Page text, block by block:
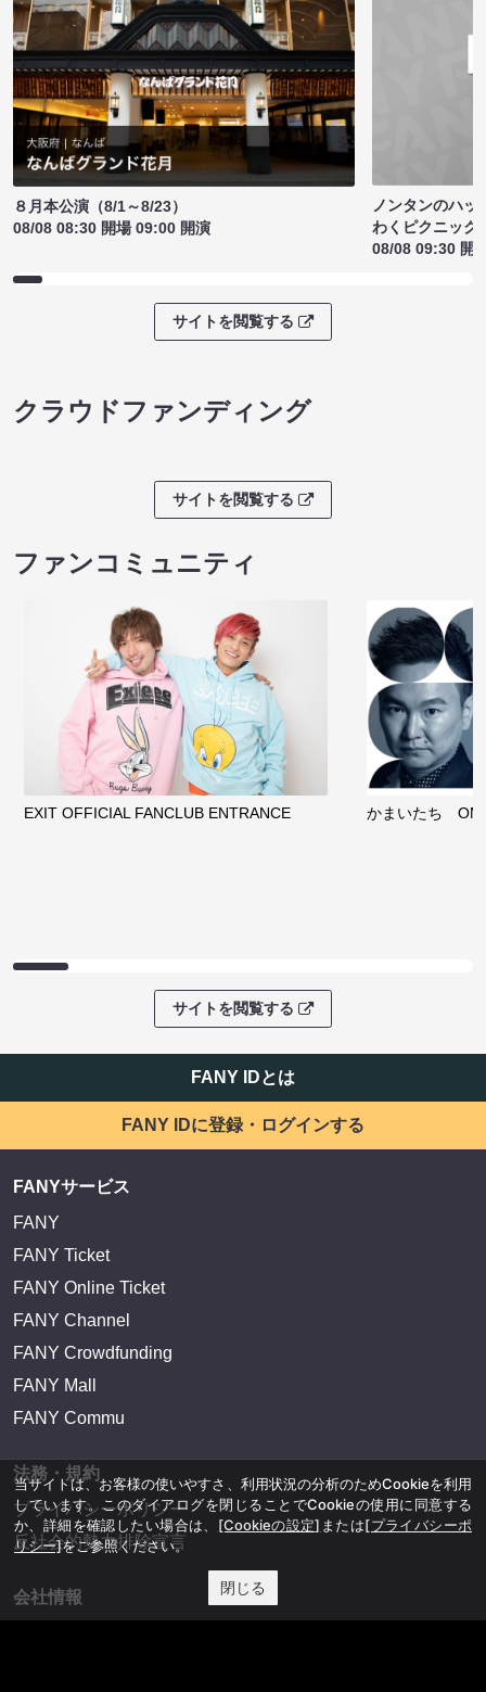
８月本公演（8/1～8/23）
08/08 08:30 開場 09:00 開演
ノンタンのハッ
わくピクニック
08/08 09:30 開
サイトを閲覧する
クラウドファンディング
サイトを閲覧する
ファンコミュニティ
EXIT OFFICIAL FANCLUB ENTRANCE かまいたち
サイトを閲覧する
FANY IDとは
FANY IDに登録・ログインする
FANYサービス
FANY
FANY Ticket
FANY Online Ticket
FANY Channel
FANY Crowdfunding
FANY Mall
FANY Commu
法務・規約
プライバシーポリシー
反社会的勢力排除宣言
会社情報
当サイトは、お客様の使いやすさ、利用状況の分析のためCookieを利用
しています。このダイアログを閉じることでCookieの使用に同意する
か、詳細を確認したい場合は、 [Cookieの設定] または[プライバシーポ
リシー]をご参照ください。
閉じる